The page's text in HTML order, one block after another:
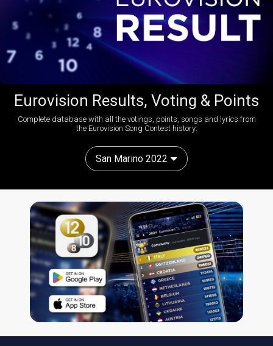
Eurovision Results, Voting & Points
Complete database with all the votings, points, songs and lyrics from
the Eurovision Song Contest history:
San Marino 2022